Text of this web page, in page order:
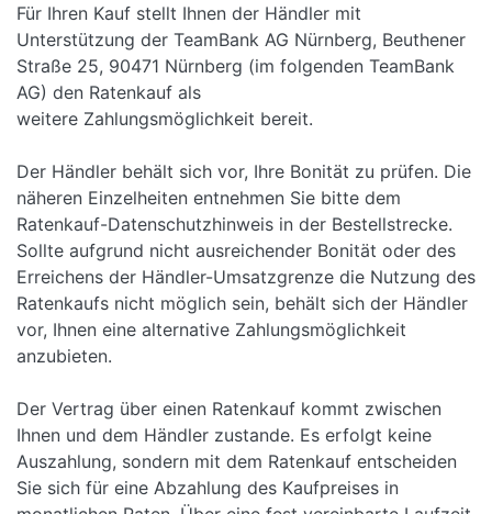
Für Ihren Kauf stellt Ihnen der Händler mit
Unterstützung der TeamBank AG Nürnberg, Beuthener
Straße 25, 90471 Nürnberg (im folgenden TeamBank
AG) den Ratenkauf als
weitere Zahlungsmöglichkeit bereit.
Der Händler behält sich vor, Ihre Bonität zu prüfen. Die
näheren Einzelheiten entnehmen Sie bitte dem
Ratenkauf-Datenschutzhinweis in der Bestellstrecke.
Sollte aufgrund nicht ausreichender Bonität oder des
Erreichens der Händler-Umsatzgrenze die Nutzung des
Ratenkaufs nicht möglich sein, behält sich der Händler
vor, Ihnen eine alternative Zahlungsmöglichkeit
anzubieten.
Der Vertrag über einen Ratenkauf kommt zwischen
Ihnen und dem Händler zustande. Es erfolgt keine
Auszahlung, sondern mit dem Ratenkauf entscheiden
Sie sich für eine Abzahlung des Kaufpreises in